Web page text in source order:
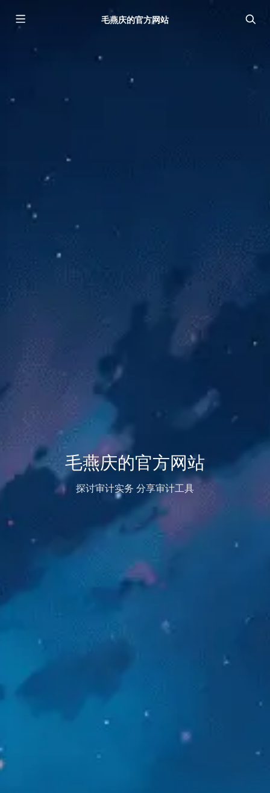
毛燕庆的官方网站
毛燕庆的官方网站
探讨审计实务 分享审计工具